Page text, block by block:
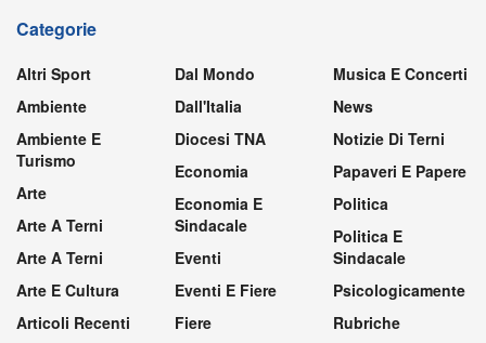
Categorie
Altri Sport
Ambiente
Ambiente E
Turismo
Arte
Arte A Terni
Arte A Terni
Arte E Cultura
Articoli Recenti
Dal Mondo
Dall'Italia
Diocesi TNA
Economia
Economia E
Sindacale
Eventi
Eventi E Fiere
Fiere
Musica E Concerti
News
Notizie Di Terni
Papaveri E Papere
Politica
Politica E
Sindacale
Psicologicamente
Rubriche